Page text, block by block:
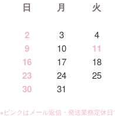
日
月 火
2
3 4
9
10 11
16
17 18
23
24 25
30
31